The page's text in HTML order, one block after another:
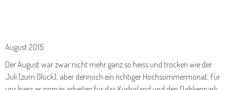
August 2015
Der August war zwar nicht mehr ganz so heiss und trocken wie der
Juli (zum Glück), aber dennoch ein richtiger Hochsommermonat. Für